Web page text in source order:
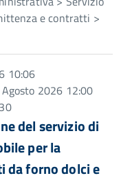
e contratti >
10:06
2026 12:00
del servizio di
per la
da forno dolci e